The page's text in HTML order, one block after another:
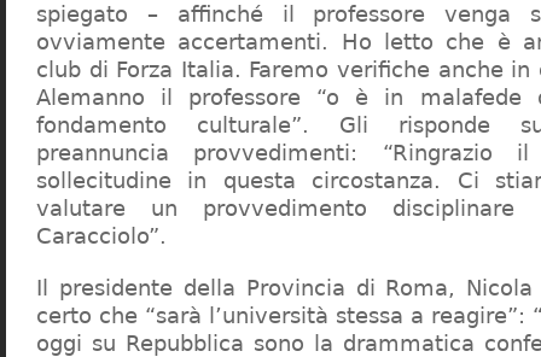
spiegato – affinché il professore venga
ovviamente accertamenti. Ho letto che è
club di Forza Italia. Faremo verifiche anche in
Alemanno il professore “o è in malafede
fondamento culturale”. Gli risponde
preannuncia provvedimenti:
sollecitudine in questa circostanza. Ci
valutare un provvedimento
Caracciolo”.
Il presidente della Provincia di Roma,
certo che “sarà l’università stessa a reagire”:
oggi su Repubblica sono la drammatica